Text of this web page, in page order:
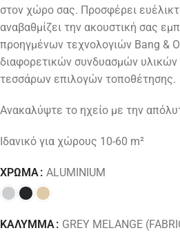
στον χώρο σας. Προσφέρει
αναβαθμίζει την ακουστική σας
προηγμένων τεχνολογιών Bang &
διαφορετικών συνδυασμών
τεσσάρων επιλογών τοποθέτησης.
Ανακαλύψτε το ηχείο με την
Ιδανικό για χώρους 10-60 m²
ΧΡΏΜΑ ALUMINIUM
ΚΆΛΥΜΜΑ GREY MELANGE